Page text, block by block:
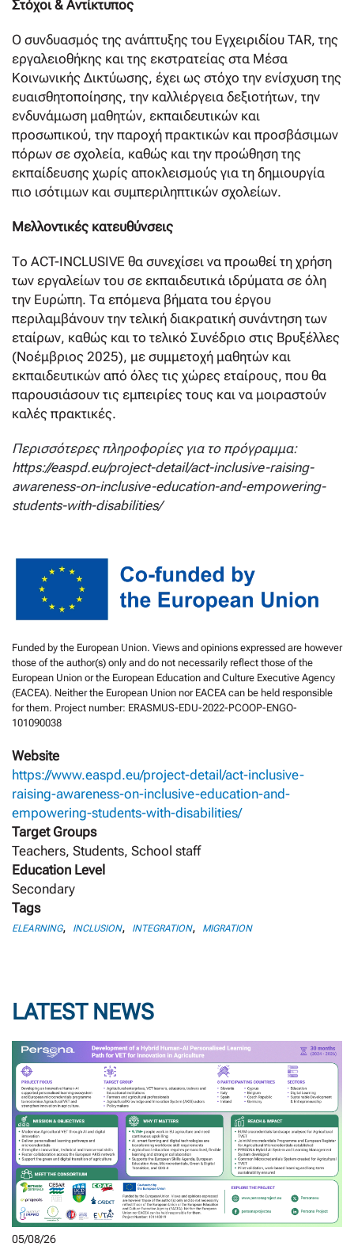
Στόχοι & Αντίκτυπος
Ο συνδυασμός της ανάπτυξης του Εγχειριδίου TAR, της
εργαλειοθήκης και της εκστρατείας στα Μέσα
Κοινωνικής Δικτύωσης, έχει ως στόχο την ενίσχυση της
ευαισθητοποίησης, την καλλιέργεια δεξιοτήτων, την
ενδυνάμωση μαθητών, εκπαιδευτικών και
προσωπικού, την παροχή πρακτικών και προσβάσιμων
πόρων σε σχολεία, καθώς και την προώθηση της
εκπαίδευσης χωρίς αποκλεισμούς για τη δημιουργία
πιο ισότιμων και συμπεριληπτικών σχολείων.
Μελλοντικές κατευθύνσεις
Το ACT-INCLUSIVE θα συνεχίσει να προωθεί τη χρήση
των εργαλείων του σε εκπαιδευτικά ιδρύματα σε όλη
την Ευρώπη. Τα επόμενα βήματα του έργου
περιλαμβάνουν την τελική διακρατική συνάντηση των
εταίρων, καθώς και το τελικό Συνέδριο στις Βρυξέλλες
(Νοέμβριος 2025), με συμμετοχή μαθητών και
εκπαιδευτικών από όλες τις χώρες εταίρους, που θα
παρουσιάσουν τις εμπειρίες τους και να μοιραστούν
καλές πρακτικές.
Περισσότερες πληροφορίες για το πρόγραμμα:
https://easpd.eu/project-detail/act-inclusive-raising-
awareness-on-inclusive-education-and-empowering-
students-with-disabilities/
Funded by the European Union. Views and opinions expressed are however
those of the author(s) only and do not necessarily reflect those of the
European Union or the European Education and Culture Executive Agency
(EACEA). Neither the European Union nor EACEA can be held responsible
for them. Project number: ERASMUS-EDU-2022-PCOOP-ENGO-
101090038
Website
https://www.easpd.eu/project-detail/act-inclusive-
raising-awareness-on-inclusive-education-and-
empowering-students-with-disabilities/
Target Groups
Teachers, Students, School staff
Education Level
Secondary
Tags
ELEARNING, INCLUSION, INTEGRATION, MIGRATION
LATEST NEWS
05/08/26